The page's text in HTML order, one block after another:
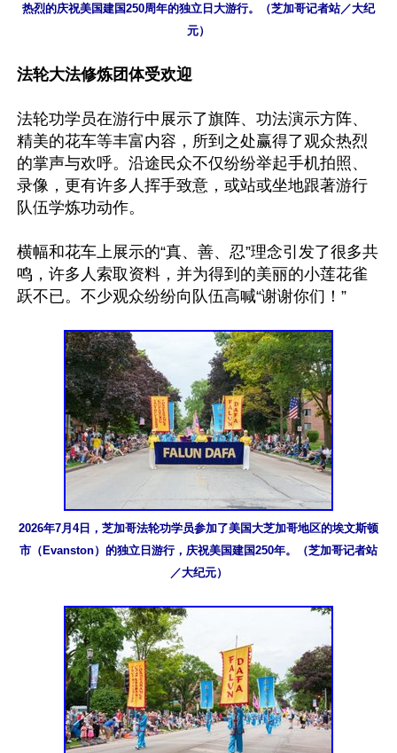
热烈的庆祝美国建国250周年的独立日大游行。（芝加哥记者站／大纪
元）
法轮大法修炼团体受欢迎
法轮功学员在游行中展示了旗阵、功法演示方阵、
精美的花车等丰富内容，所到之处赢得了观众热烈
的掌声与欢呼。沿途民众不仅纷纷举起手机拍照、
录像，更有许多人挥手致意，或站或坐地跟著游行
队伍学炼功动作。
横幅和花车上展示的“真、善、忍”理念引发了很多共
鸣，许多人索取资料，并为得到的美丽的小莲花雀
跃不已。不少观众纷纷向队伍高喊“谢谢你们！”
2026年7月4日，芝加哥法轮功学员参加了美国大芝加哥地区的埃文斯顿
市（Evanston）的独立日游行，庆祝美国建国250年。（芝加哥记者站
／大纪元）